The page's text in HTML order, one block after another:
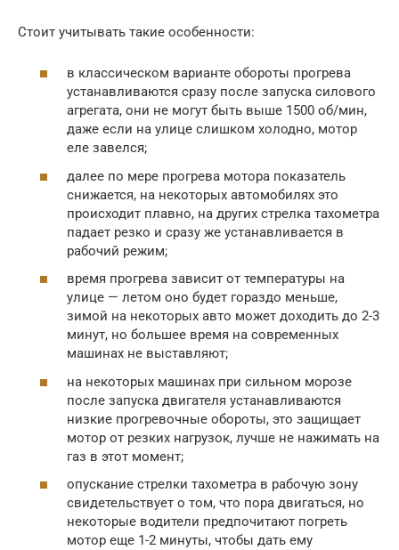
Стоит учитывать такие особенности:
в классическом варианте обороты прогрева
устанавливаются сразу после запуска силового
агрегата, они не могут быть выше 1500 об/мин,
даже если на улице слишком холодно, мотор
еле завелся;
далее по мере прогрева мотора показатель
снижается, на некоторых автомобилях это
происходит плавно, на других стрелка тахометра
падает резко и сразу же устанавливается в
рабочий режим;
время прогрева зависит от температуры на
улице — летом оно будет гораздо меньше,
зимой на некоторых авто может доходить до 2-3
минут, но большее время на современных
машинах не выставляют;
на некоторых машинах при сильном морозе
после запуска двигателя устанавливаются
низкие прогревочные обороты, это защищает
мотор от резких нагрузок, лучше не нажимать на
газ в этот момент;
опускание стрелки тахометра в рабочую зону
свидетельствует о том, что пора двигаться, но
некоторые водители предпочитают погреть
мотор еще 1-2 минуты, чтобы дать ему